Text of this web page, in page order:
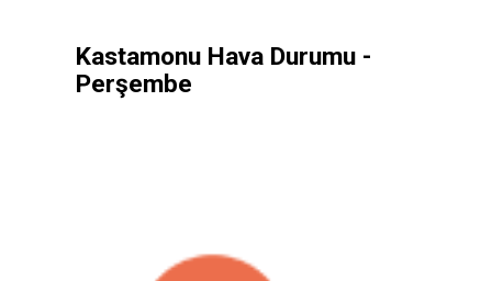
Kastamonu Hava Durumu -
Perşembe